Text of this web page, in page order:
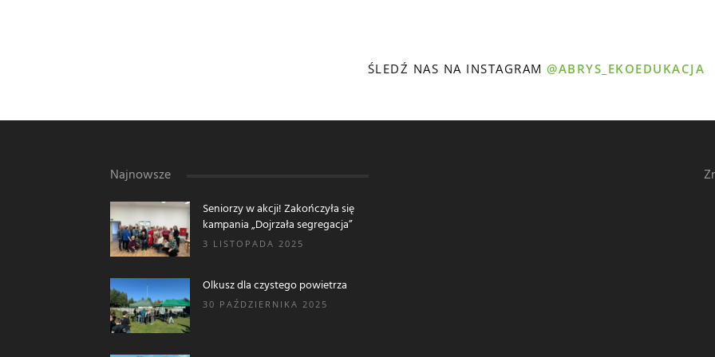
ŚLEDŹ NAS NA INSTAGRAM@ABRYS_EKOEDUKACJA
Najnowsze
Seniorzy w akcji! Zakończyła się
kampania „Dojrzała segregacja”
3 LISTOPADA 2025
Olkusz dla czystego powietrza
30 PAŹDZIERNIKA 2025